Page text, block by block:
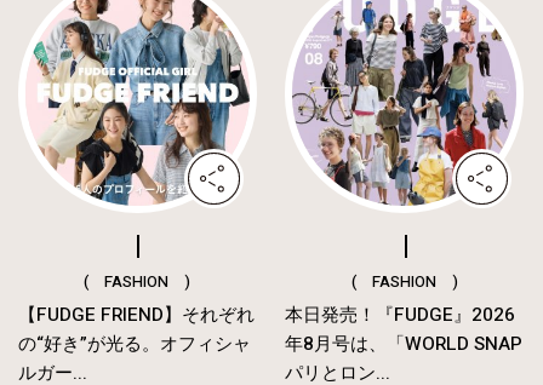
( FASHION )
【FUDGE FRIEND】それぞれ
の“好き”が光る。オフィシャ
ルガー...
( FASHION )
本日発売！『FUDGE』2026
年8月号は、「WORLD SNAP
パリとロン...